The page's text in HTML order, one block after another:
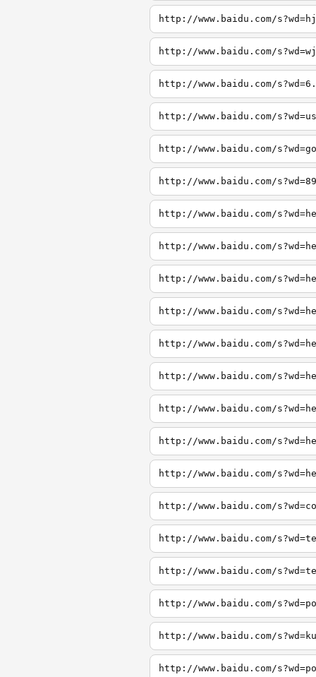
http://www.baidu.com/
http://www.baidu.com/
http://www.baidu.com/
http://www.baidu.com/
http://www.baidu.com/
http://www.baidu.com/
http://www.baidu.com/
http://www.baidu.com/
http://www.baidu.com/
http://www.baidu.com/
http://www.baidu.com/
http://www.baidu.com/
http://www.baidu.com/
http://www.baidu.com/
http://www.baidu.com/
http://www.baidu.com/
http://www.baidu.com/
http://www.baidu.com/
http://www.baidu.com/
http://www.baidu.com/
http://www.baidu.com/